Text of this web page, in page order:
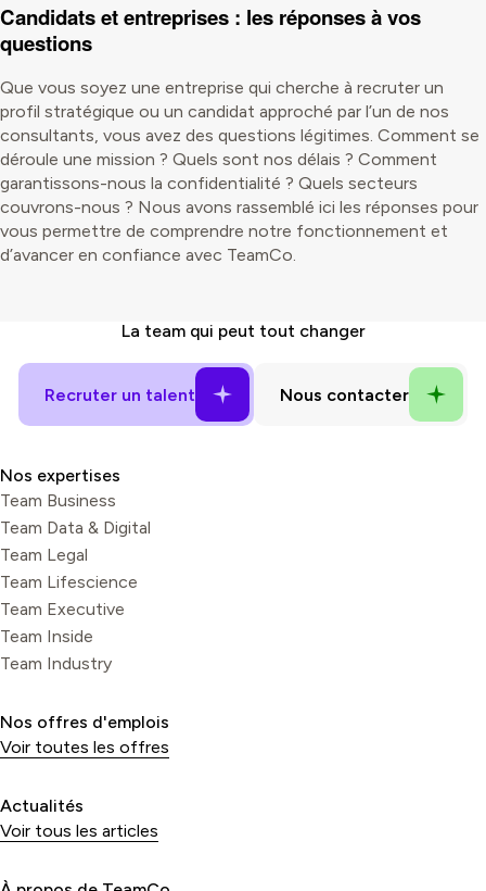
Candidats et entreprises : les réponses à vos
questions
Que vous soyez une entreprise qui cherche à recruter un
profil stratégique ou un candidat approché par l’un de nos
consultants, vous avez des questions légitimes. Comment se
déroule une mission ? Quels sont nos délais ? Comment
garantissons-nous la confidentialité ? Quels secteurs
couvrons-nous ? Nous avons rassemblé ici les réponses pour
vous permettre de comprendre notre fonctionnement et
d’avancer en confiance avec TeamCo.
La teamqui peut tout changer
Nos expertises
Team Business
Team Data & Digital
Team Legal
Team Lifescience
Team Executive
Team Inside
Team Industry
Nos offres d'emplois
Voir toutes les offres
Actualités
Voir tous les articles